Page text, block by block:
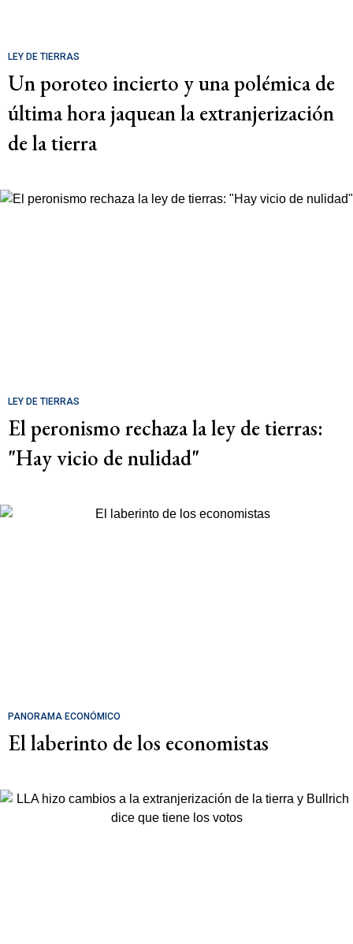
LEY DE TIERRAS
Un poroteo incierto y una polémica de
última hora jaquean la extranjerización
de la tierra
LEY DE TIERRAS
El peronismo rechaza la ley de tierras:
"Hay vicio de nulidad"
PANORAMA ECONÓMICO
El laberinto de los economistas